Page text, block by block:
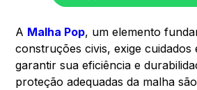
A Malha Pop, um elemento
construções civis, exige cuidados
garantir sua eficiência e
proteção adequadas da malha